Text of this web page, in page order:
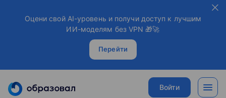
Оцени свой AI-уровень и получи доступ к лучшим
ИИ-моделям без VPN 🎁🚀
Перейти
Войти